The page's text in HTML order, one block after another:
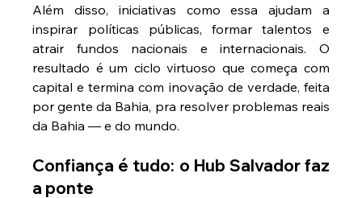
Além disso, iniciativas como essa ajudam a
inspirar políticas públicas, formar talentos e
atrair fundos nacionais e internacionais. O
resultado é um ciclo virtuoso que começa com
capital e termina com inovação de verdade, feita
por gente da Bahia, pra resolver problemas reais
da Bahia — e do mundo.
Confiança é tudo: o Hub Salvador faz
a ponte